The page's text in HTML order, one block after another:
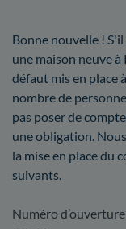
Bonne nouvelle !
une maison neuve
défaut mis en place
nombre de
pas poser de
une obligation.
la mise en place du
suivants.
Numéro